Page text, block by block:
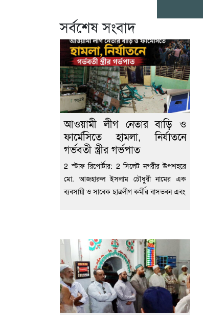
সর্বশেষ সংবাদ
আওয়ামী লীগ নেতার বাড়ি ও
ফার্মেসিতে হামলা, নির্যাতনে
গর্ভবতী স্ত্রীর গর্ভপাত
2 স্টাফ রিপোর্টার: 2 সিলেট নগরীর উপশহরে
মো. আজহারুল ইসলাম চৌধুরী নামের এক
ব্যবসায়ী ও সাবেক ছাত্রলীগ কর্মীর বাসভবন এবং